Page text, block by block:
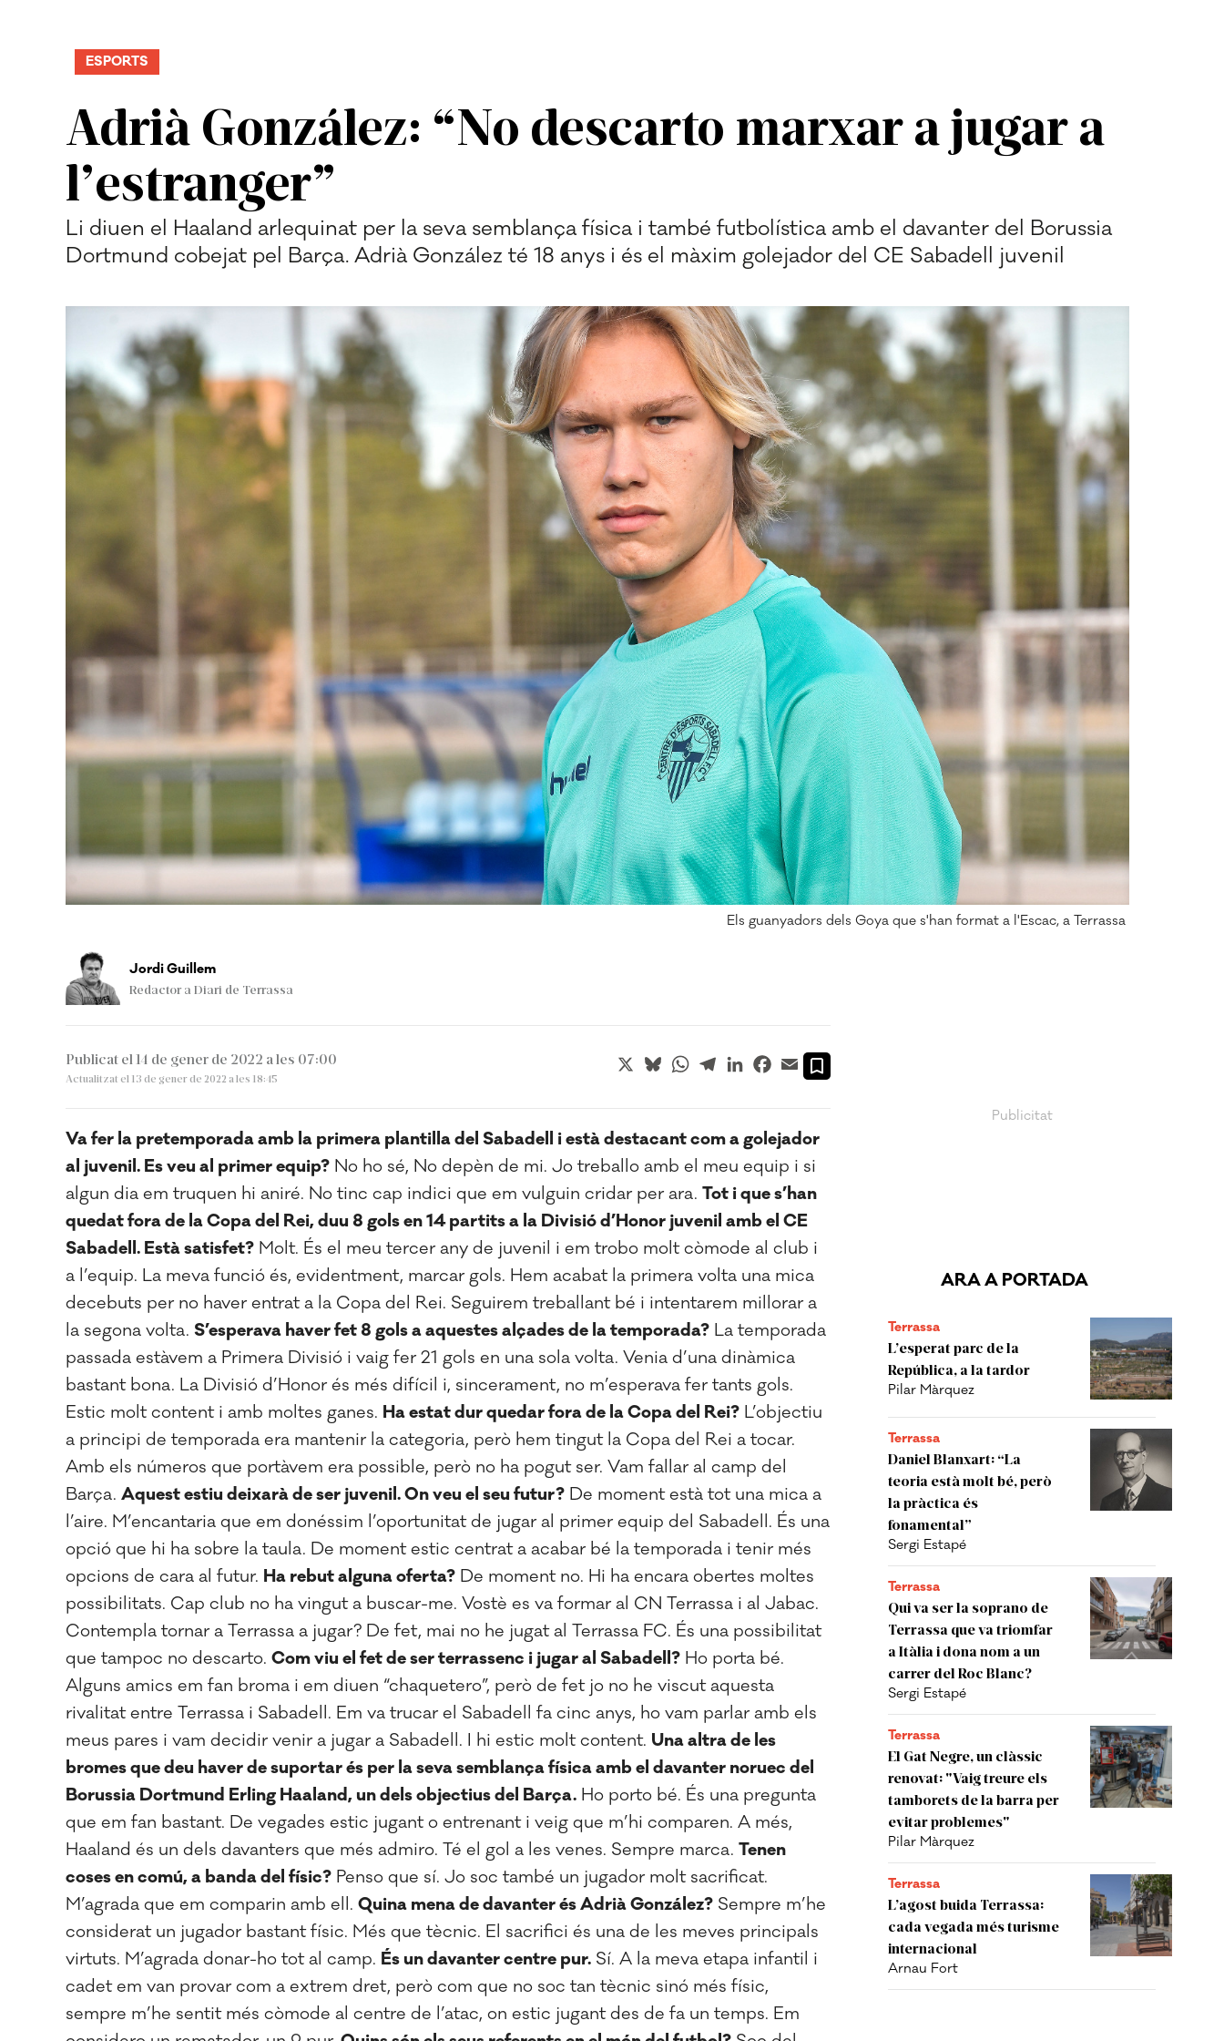
Adrià González: “No descarto marxar a jugar a
l’estranger”
ESPORTS
Li diuen el Haaland arlequinat per la seva semblança física i també futbolística amb el davanter del Borussia
Dortmund cobejat pel Barça. Adrià González té 18 anys i és el màxim golejador del CE Sabadell juvenil
Els guanyadors dels Goya que s'han format a l'Escac, a Terrassa
ARA A PORTADA
Terrassa
L’esperat parc de la
República, a la tardor
Pilar Màrquez
Terrassa
Daniel Blanxart: “La
teoria està molt bé, però
la pràctica és
fonamental”
Sergi Estapé
Terrassa
Qui va ser la soprano de
Terrassa que va triomfar
a Itàlia i dona nom a un
carrer del Roc Blanc?
Sergi Estapé
Terrassa
El Gat Negre, un clàssic
renovat: "Vaig treure els
tamborets de la barra per
evitar problemes"
Pilar Màrquez
Terrassa
L’agost buida Terrassa:
cada vegada més turisme
internacional
Arnau Fort
Jordi Guillem
Redactor a Diari de Terrassa
Publicat el 14 de gener de 2022 a les 07:00
Actualitzat el 13 de gener de 2022 a les 18:45
X BlueskyWhatsApp
TelegramLinkedInFacebook
Email
Va fer la pretemporada amb la primera plantilla del Sabadell i està destacant com a golejador
al juvenil. Es veu al primer equip? No ho sé, No depèn de mi. Jo treballo amb el meu equip i si
algun dia em truquen hi aniré. No tinc cap indici que em vulguin cridar per ara. Tot i que s’han
quedat fora de la Copa del Rei, duu 8 gols en 14 partits a la Divisió d’Honor juvenil amb el CE
Sabadell. Està satisfet? Molt. És el meu tercer any de juvenil i em trobo molt còmode al club i
a l’equip. La meva funció és, evidentment, marcar gols. Hem acabat la primera volta una mica
decebuts per no haver entrat a la Copa del Rei. Seguirem treballant bé i intentarem millorar a
la segona volta. S’esperava haver fet 8 gols a aquestes alçades de la temporada? La temporada
passada estàvem a Primera Divisió i vaig fer 21 gols en una sola volta. Venia d’una dinàmica
bastant bona. La Divisió d’Honor és més difícil i, sincerament, no m’esperava fer tants gols.
Estic molt content i amb moltes ganes. Ha estat dur quedar fora de la Copa del Rei? L’objectiu
a principi de temporada era mantenir la categoria, però hem tingut la Copa del Rei a tocar.
Amb els números que portàvem era possible, però no ha pogut ser. Vam fallar al camp del
Barça. Aquest estiu deixarà de ser juvenil. On veu el seu futur? De moment està tot una mica a
l’aire. M’encantaria que em donéssim l’oportunitat de jugar al primer equip del Sabadell. És una
opció que hi ha sobre la taula. De moment estic centrat a acabar bé la temporada i tenir més
opcions de cara al futur. Ha rebut alguna oferta? De moment no. Hi ha encara obertes moltes
possibilitats. Cap club no ha vingut a buscar-me. Vostè es va formar al CN Terrassa i al Jabac.
Contempla tornar a Terrassa a jugar? De fet, mai no he jugat al Terrassa FC. És una possibilitat
que tampoc no descarto. Com viu el fet de ser terrassenc i jugar al Sabadell? Ho porta bé.
Alguns amics em fan broma i em diuen “chaquetero”, però de fet jo no he viscut aquesta
rivalitat entre Terrassa i Sabadell. Em va trucar el Sabadell fa cinc anys, ho vam parlar amb els
meus pares i vam decidir venir a jugar a Sabadell. I hi estic molt content. Una altra de les
bromes que deu haver de suportar és per la seva semblança física amb el davanter noruec del
Borussia Dortmund Erling Haaland, un dels objectius del Barça. Ho porto bé. És una pregunta
que em fan bastant. De vegades estic jugant o entrenant i veig que m’hi comparen. A més,
Haaland és un dels davanters que més admiro. Té el gol a les venes. Sempre marca. Tenen
coses en comú, a banda del físic? Penso que sí. Jo soc també un jugador molt sacrificat.
M’agrada que em comparin amb ell. Quina mena de davanter és Adrià González? Sempre m’he
considerat un jugador bastant físic. Més que tècnic. El sacrifici és una de les meves principals
virtuts. M’agrada donar-ho tot al camp. És un davanter centre pur. Sí. A la meva etapa infantil i
cadet em van provar com a extrem dret, però com que no soc tan tècnic sinó més físic,
sempre m’he sentit més còmode al centre de l’atac, on estic jugant des de fa un temps. Em